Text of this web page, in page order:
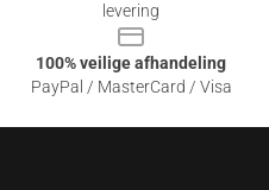
levering
100% veilige afhandeling
PayPal / MasterCard / Visa